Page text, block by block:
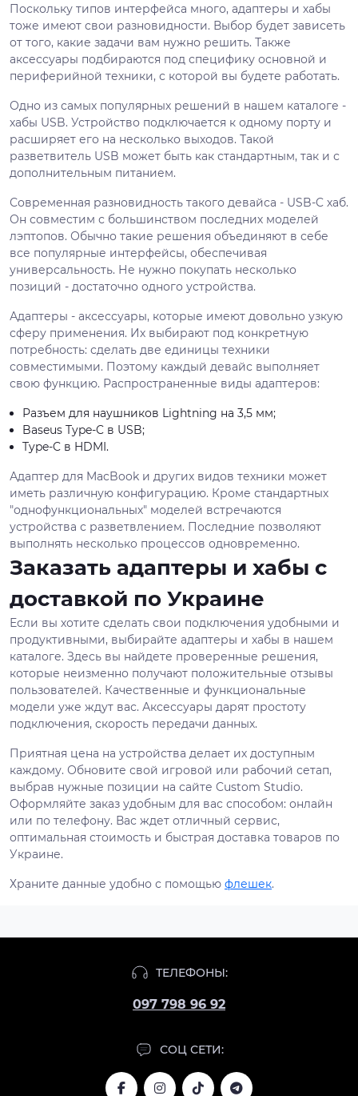
Поскольку типов интерфейса много, адаптеры и хабы
тоже имеют свои разновидности. Выбор будет зависеть
от того, какие задачи вам нужно решить. Также
аксессуары подбираются под специфику основной и
периферийной техники, с которой вы будете работать.
Одно из самых популярных решений в нашем каталоге -
хабы USB. Устройство подключается к одному порту и
расширяет его на несколько выходов. Такой
разветвитель USB может быть как стандартным, так и с
дополнительным питанием.
Современная разновидность такого девайса - USB-C хаб.
Он совместим с большинством последних моделей
лэптопов. Обычно такие решения объединяют в себе
все популярные интерфейсы, обеспечивая
универсальность. Не нужно покупать несколько
позиций - достаточно одного устройства.
Адаптеры - аксессуары, которые имеют довольно узкую
сферу применения. Их выбирают под конкретную
потребность: сделать две единицы техники
совместимыми. Поэтому каждый девайс выполняет
свою функцию. Распространенные виды адаптеров:
Разъем для наушников Lightning на 3,5 мм;
Baseus Type-C в USB;
Type-C в HDMI.
Адаптер для MacBook и других видов техники может
иметь различную конфигурацию. Кроме стандартных
"однофункциональных" моделей встречаются
устройства с разветвлением. Последние позволяют
выполнять несколько процессов одновременно.
Заказать адаптеры и хабы с
доставкой по Украине
Если вы хотите сделать свои подключения удобными и
продуктивными, выбирайте адаптеры и хабы в нашем
каталоге. Здесь вы найдете проверенные решения,
которые неизменно получают положительные отзывы
пользователей. Качественные и функциональные
модели уже ждут вас. Аксессуары дарят простоту
подключения, скорость передачи данных.
Приятная цена на устройства делает их доступным
каждому. Обновите свой игровой или рабочий сетап,
выбрав нужные позиции на сайте Custom Studio.
Оформляйте заказ удобным для вас способом: онлайн
или по телефону. Вас ждет отличный сервис,
оптимальная стоимость и быстрая доставка товаров по
Украине.
Храните данные удобно с помощью флешек.
ТЕЛЕФОНЫ:
097 798 96 92
СОЦ СЕТИ: